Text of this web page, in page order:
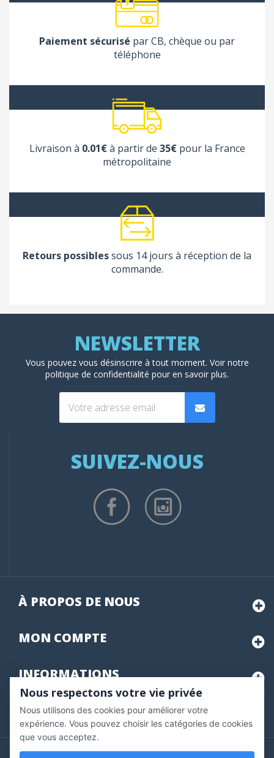
Paiement sécurisé par CB, chèque ou par
téléphone
Livraison à 0.01€à partir de 35€pour la France
métropolitaine
Retours possiblessous 14 jours à réception de la
commande.
Vous pouvez vous désinscrire à tout moment. Voir notre
politique de confidentialité pour en savoir plus.
SUIVEZ-NOUS
À PROPOS DE NOUS
MON COMPTE
INFORMATIONS
Marchand approuvé par la Société des Avis Garantis,
pour vérifier .
Copyright © 2020 Vernazobres Grego - tous droits
Nous respectons votre vie privée
Nous utilisons des cookies pour améliorer votre
expérience. Vous pouvez choisir les catégories de cookies
que vous acceptez.